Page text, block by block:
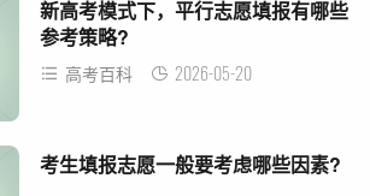
新高考模式下，平行志愿填报有哪些
参考策略?
高考百科 2026-05-20
考生填报志愿一般要考虑哪些因素?